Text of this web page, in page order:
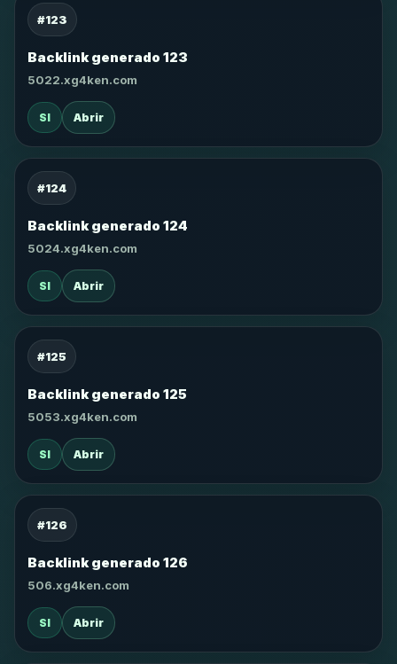
#123
Backlink generado 123
5022.xg4ken.com
SI Abrir
#124
Backlink generado 124
5024.xg4ken.com
SI Abrir
#125
Backlink generado 125
5053.xg4ken.com
SI Abrir
#126
Backlink generado 126
506.xg4ken.com
SI Abrir